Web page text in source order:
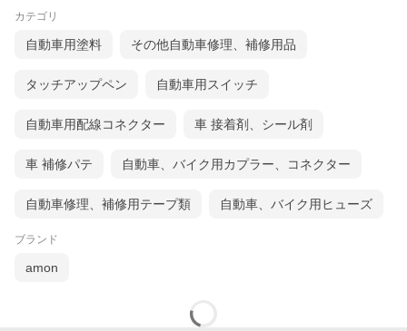
カテゴリ
自動車用塗料 その他自動車修理、補修用品
タッチアップペン 自動車用スイッチ
自動車用配線コネクター 車 接着剤、シール剤
車 補修パテ 自動車、バイク用カプラー、コネクター
自動車修理、補修用テープ類 自動車、バイク用ヒューズ
ブランド
amon